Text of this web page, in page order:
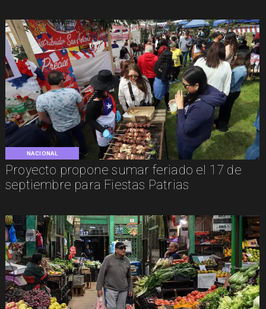
NACIONAL
Proyecto propone sumar feriado el 17 de
septiembre para Fiestas Patrias